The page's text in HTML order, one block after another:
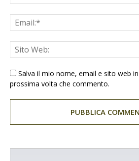
Salva il mio nome, email e sito web
prossima volta che commento.